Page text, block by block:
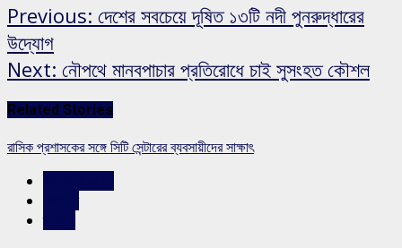
Previous: দেশের সবচেয়ে দূষিত ১৩টি নদী পুনরুদ্ধারের
উদ্যোগ
Next: নৌপথে মানবপাচার প্রতিরোধে চাই সুসংহত কৌশল
Related Stories
রাসিক প্রশাসকের সঙ্গে সিটি সেন্টারের ব্যবসায়ীদের সাক্ষাৎ